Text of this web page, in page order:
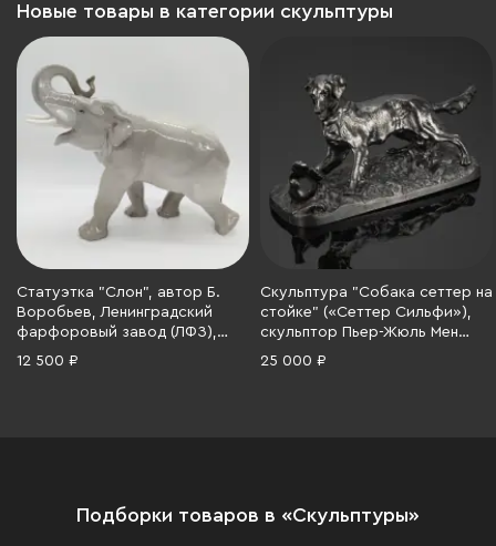
Новые товары в категории скульптуры
Статуэтка "Слон", автор Б.
Воробьев, Ленинградский
фарфоровый завод (ЛФЗ),
фарфор, аэрография, СССР,
12 500 ₽
Скульптура "Собака сеттер на
стойке" («Сеттер Сильфи»),
скульптор Пьер-Жюль Мен
(1810-1879), Каслинский
25 000 ₽
Подборки товаров в «Скульптуры»